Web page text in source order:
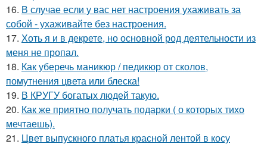
16. В случае если у вас нет настроения ухаживать за
собой - ухаживайте без настроения.
17. Хоть я и в декрете, но основной род деятельности из
меня не пропал.
18. Как уберечь маникюр / педикюр от сколов,
помутнения цвета или блеска!
19. В КРУГУ богатых людей такую.
20. Как же приятно получать подарки ( о которых тихо
мечтаешь).
21. Цвет выпускного платья красной лентой в косу